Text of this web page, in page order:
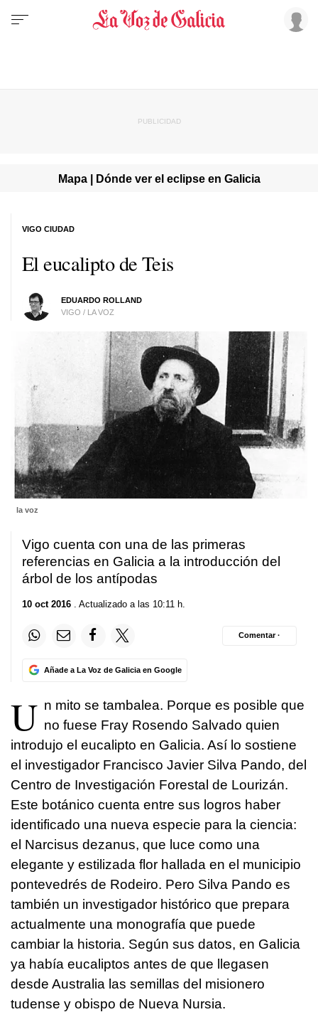
Mapa | Dónde ver el eclipse en Galicia
El eucalipto de Teis
EDUARDO ROLLAND
VIGO / LA VOZ
VIGO CIUDAD
la voz
Vigo cuenta con una de las primeras
referencias en Galicia a la introducción del
árbol de los antípodas
10 oct 2016 . Actualizado a las 10:11 h.
Añade a La Voz de Galicia en Google
Comentar ·
U n mito se tambalea. Porque es posible que
no fuese Fray Rosendo Salvado quien
introdujo el eucalipto en Galicia. Así lo sostiene
el investigador Francisco Javier Silva Pando, del
Centro de Investigación Forestal de Lourizán.
Este botánico cuenta entre sus logros haber
identificado una nueva especie para la ciencia:
el Narcisus dezanus, que luce como una
elegante y estilizada flor hallada en el municipio
pontevedrés de Rodeiro. Pero Silva Pando es
también un investigador histórico que prepara
actualmente una monografía que puede
cambiar la historia. Según sus datos, en Galicia
ya había eucaliptos antes de que llegasen
desde Australia las semillas del misionero
tudense y obispo de Nueva Nursia.